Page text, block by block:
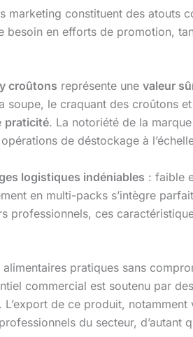
marketing constituent des atouts
en efforts de promotion,
croûtons représente une valeur
le craquant des croûtons
praticité. La notoriété de la
de déstockage à
logistiques indéniables : faible
en multi-packs s’intègre
professionnels, ces
pratiques sans
commercial est soutenu par des
de ce produit,
du secteur,